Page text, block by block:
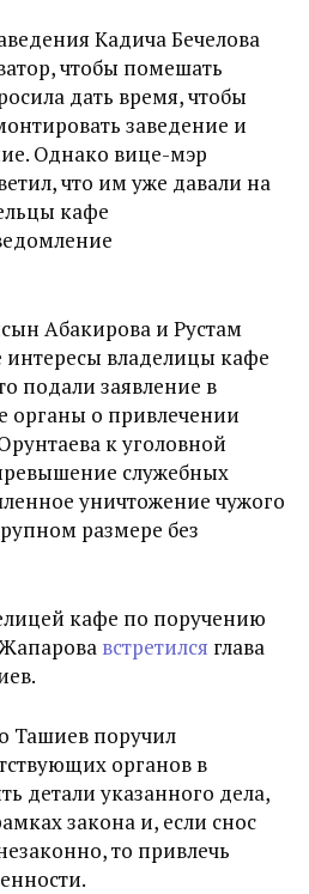
Кадича Бечелова
чтобы помешать
дать время, чтобы
заведение и
Однако вице-мэр
что им уже давали на
кафе
Абакирова и Рустам
владелицы кафе
подали заявление в
органы о привлечении
к уголовной
служебных
уничтожение чужого
размере без
кафе по поручению
встретился глава
Ташиев поручил
органов в
детали указанного дела,
закона и, если снос
то привлечь